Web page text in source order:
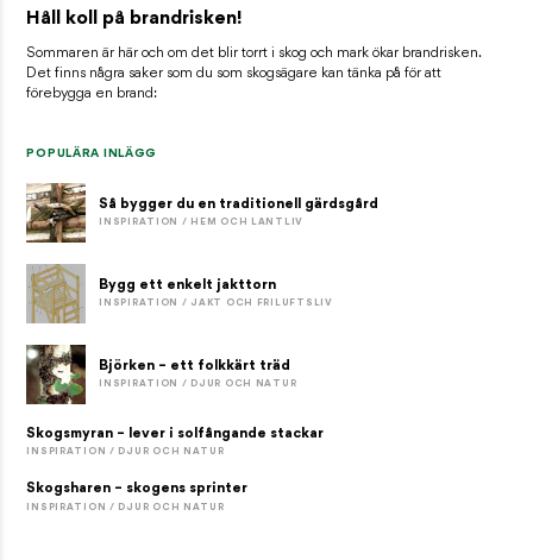
Håll koll på brandrisken!
Sommaren är här och om det blir torrt i skog och mark ökar brandrisken.
Det finns några saker som du som skogsägare kan tänka på för att
förebygga en brand:
POPULÄRA INLÄGG
Så bygger du en traditionell gärdsgård
INSPIRATION / HEM OCH LANTLIV
Bygg ett enkelt jakttorn
INSPIRATION / JAKT OCH FRILUFTSLIV
Björken – ett folkkärt träd
INSPIRATION / DJUR OCH NATUR
Skogsmyran – lever i solfångande stackar
INSPIRATION / DJUR OCH NATUR
Skogsharen – skogens sprinter
INSPIRATION / DJUR OCH NATUR